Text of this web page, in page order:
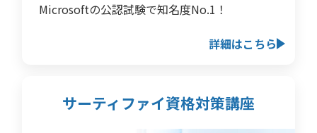
Microsoftの公認試験で知名度No.1！
詳細はこちら
サーティファイ資格対策講座